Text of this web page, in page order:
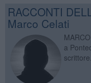
RACCONTI
Marco Celati
a